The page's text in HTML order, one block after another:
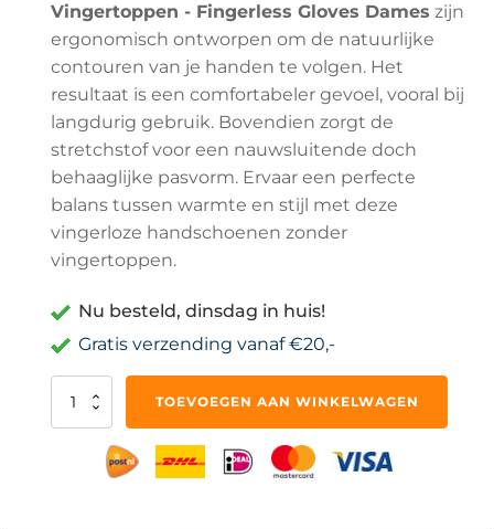
Vingertoppen - Fingerless Gloves Dames zijn
ergonomisch ontworpen om de natuurlijke
contouren van je handen te volgen. Het
resultaat is een comfortabeler gevoel, vooral bij
langdurig gebruik. Bovendien zorgt de
stretchstof voor een nauwsluitende doch
behaaglijke pasvorm. Ervaar een perfecte
balans tussen warmte en stijl met deze
vingerloze handschoenen zonder
vingertoppen.
Nu besteld, dinsdag in huis!
Gratis verzending vanaf €20,-
Vingerloze
Vingertoppen
TOEVOEGEN AAN WINKELWAGEN